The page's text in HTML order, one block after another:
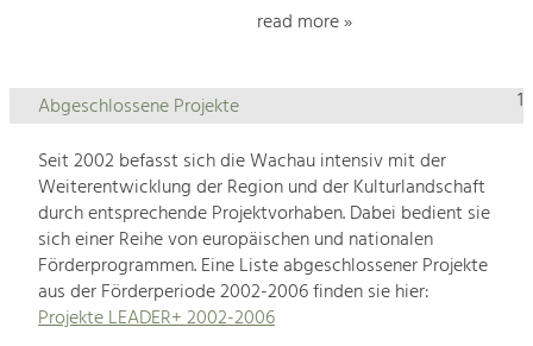
read more »
1
Abgeschlossene Projekte
Seit 2002 befasst sich die Wachau intensiv mit der
Weiterentwicklung der Region und der Kulturlandschaft
durch entsprechende Projektvorhaben. Dabei bedient sie
sich einer Reihe von europäischen und nationalen
Förderprogrammen. Eine Liste abgeschlossener Projekte
aus der Förderperiode 2002-2006 finden sie hier:
Projekte LEADER+ 2002-2006